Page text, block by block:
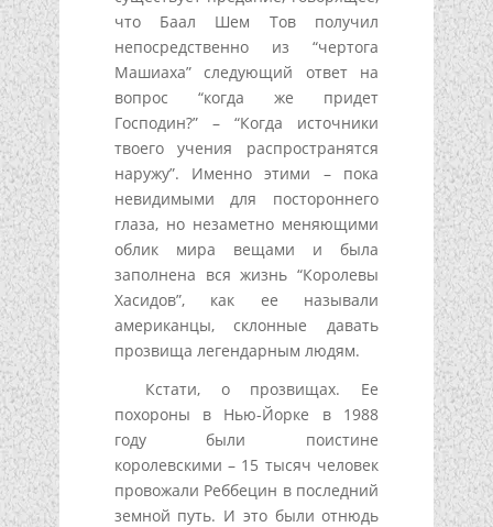
что Баал Шем Тов получил
непосредственно из “чертога
Машиаха” следующий ответ на
вопрос “когда же придет
Господин?” – “Когда источники
твоего учения распространятся
наружу”. Именно этими – пока
невидимыми для постороннего
глаза, но незаметно меняющими
облик мира вещами и была
заполнена вся жизнь “Королевы
Хасидов”, как ее называли
американцы, склонные давать
прозвища легендарным людям.
Кстати, о прозвищах. Ее
похороны в Нью-Йорке в 1988
году были поистине
королевскими – 15 тысяч человек
провожали Реббецин в последний
земной путь. И это были отнюдь